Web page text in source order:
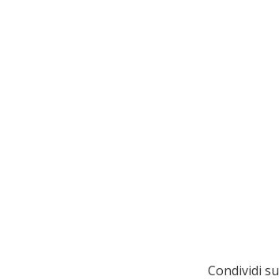
Condividi su